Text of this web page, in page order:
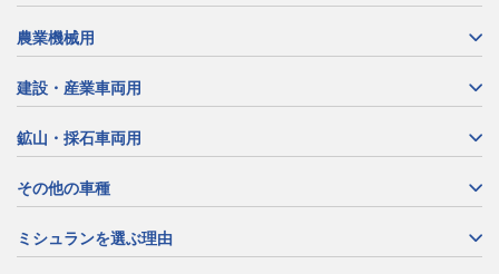
農業機械用
建設・産業車両用
鉱山・採石車両用
その他の車種
ミシュランを選ぶ理由